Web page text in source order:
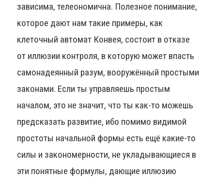
зависима, телеономична. Полезное понимание,
которое дают нам такие примеры, как
клеточный автомат Конвея, состоит в отказе
от иллюзии контроля, в которую может впасть
самонадеянный разум, вооружённый простыми
законами. Если ты управляешь простым
началом, это не значит, что ты как-то можешь
предсказать развитие, ибо помимо видимой
простоты начальной формы есть ещё какие-то
силы и закономерности, не укладывающиеся в
эти понятные формулы, дающие иллюзию